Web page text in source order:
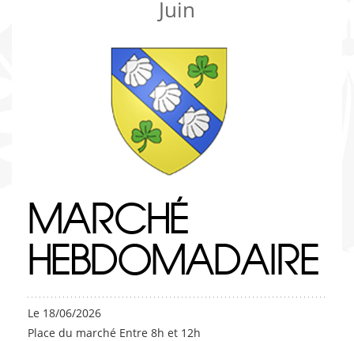
Juin
MARCHÉ
HEBDOMADAIRE
Le 18/06/2026
Place du marché Entre 8h et 12h